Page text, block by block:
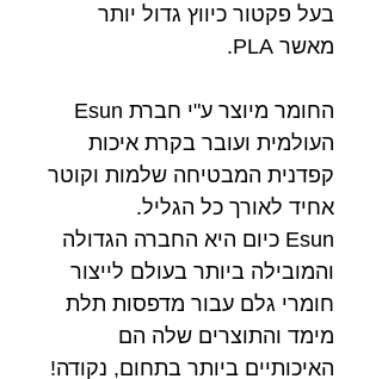
בעל פקטור כיווץ גדול יותר
מאשר PLA.
החומר מיוצר ע"י חברת Esun
העולמית ועובר בקרת איכות
קפדנית המבטיחה שלמות וקוטר
אחיד לאורך כל הגליל.
Esun כיום היא החברה הגדולה
והמובילה ביותר בעולם לייצור
חומרי גלם עבור מדפסות תלת
מימד והתוצרים שלה הם
האיכותיים ביותר בתחום, נקודה!